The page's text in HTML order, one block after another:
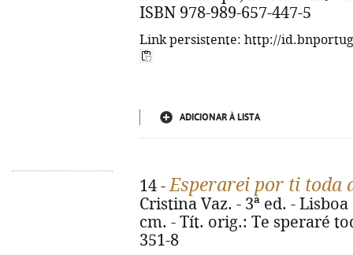
ISBN 978-989-657-447-5
Link persistente: http://
ADICIONAR À LISTA
14 -Esperarei por ti toda
Cristina Vaz. - 3ª ed. -
cm. - Tít. orig.: Te speraré
351-8